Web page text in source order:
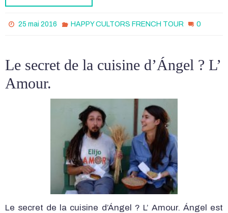
25 mai 2016 HAPPY CULTORS FRENCH TOUR 0
Le secret de la cuisine d’Ángel ? L’
Amour.
Le secret de la cuisine d’Ángel ? L’ Amour. Ángel est